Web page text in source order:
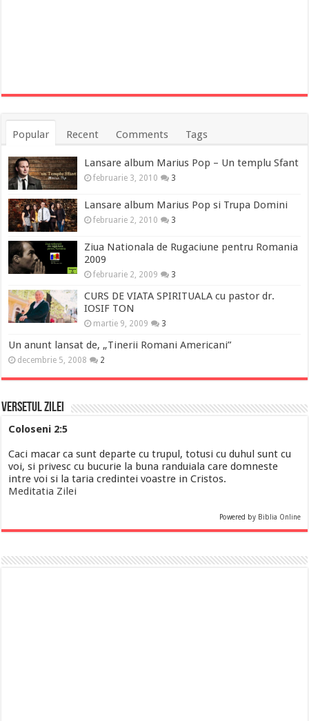
Popular Recent Comments Tags
Lansare album Marius Pop – Un templu Sfant
februarie 3, 2010 3
Lansare album Marius Pop si Trupa Domini
februarie 2, 2010 3
Ziua Nationala de Rugaciune pentru Romania
2009
februarie 2, 2009 3
CURS DE VIATA SPIRITUALA cu pastor dr.
IOSIF TON
martie 9, 2009 3
Un anunt lansat de, „Tinerii Romani Americani”
decembrie 5, 2008 2
Versetul Zilei
Coloseni 2:5
Caci macar ca sunt departe cu trupul, totusi cu duhul sunt cu
voi, si privesc cu bucurie la buna randuiala care domneste
intre voi si la taria credintei voastre in Cristos.
Meditatia Zilei
Powered by Biblia Online